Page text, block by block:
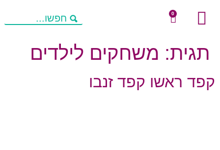
0
תגית: משחקים לילדים
קפד ראשו קפד זנבו